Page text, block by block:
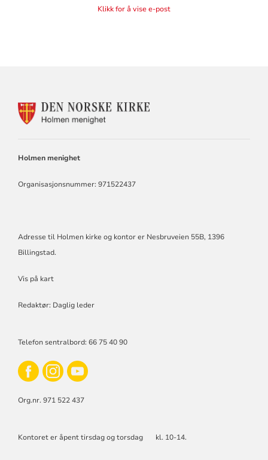
Klikk for å vise e-post
KONTAKTINFORMASJON
Holmen menighet
Organisasjonsnummer: 971522437
Adresse til Holmen kirke og kontor er Nesbruveien 55B, 1396
Billingstad.
Vis på kart
Redaktør: Daglig leder
Telefon sentralbord: 66 75 40 90
Org.nr. 971 522 437
Kontoret er åpent tirsdag og torsdag kl. 10-14.